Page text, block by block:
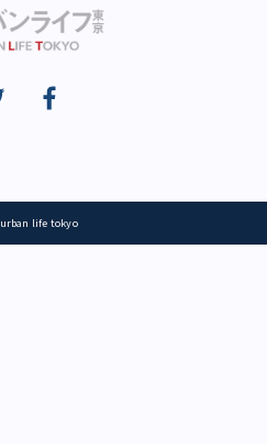
life tokyo